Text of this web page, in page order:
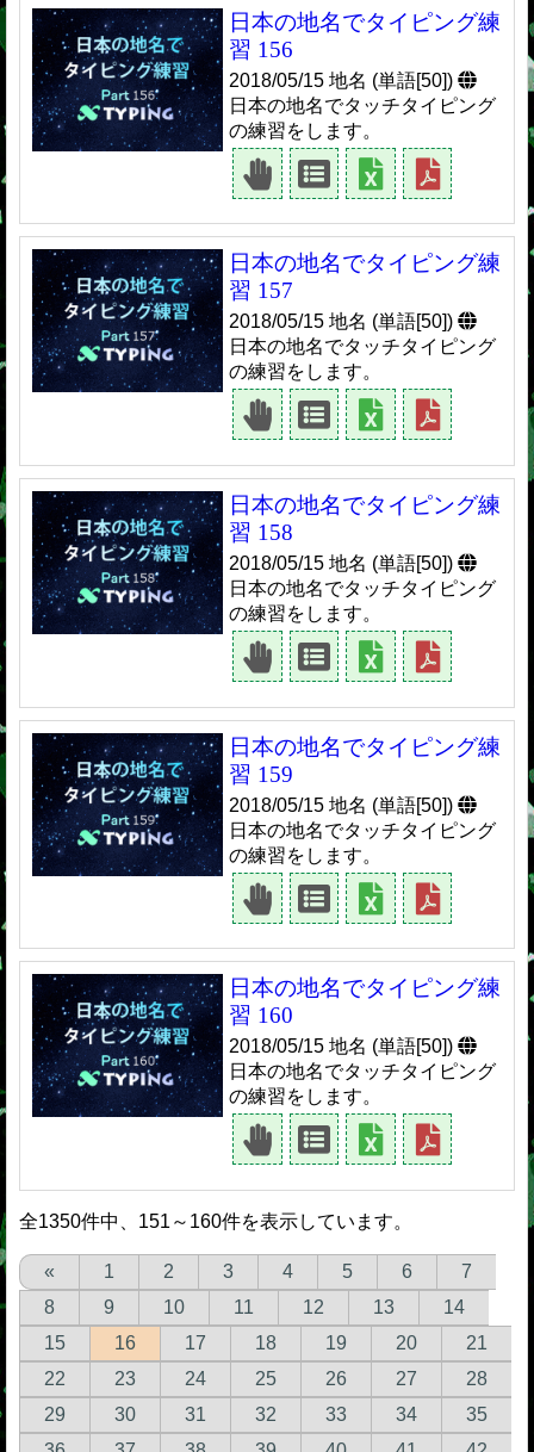
日本の地名でタイピング練
習 156
2018/05/15 地名 (単語[50])
日本の地名でタッチタイピング
の練習をします。
日本の地名でタイピング練
習 157
2018/05/15 地名 (単語[50])
日本の地名でタッチタイピング
の練習をします。
日本の地名でタイピング練
習 158
2018/05/15 地名 (単語[50])
日本の地名でタッチタイピング
の練習をします。
日本の地名でタイピング練
習 159
2018/05/15 地名 (単語[50])
日本の地名でタッチタイピング
の練習をします。
日本の地名でタイピング練
習 160
2018/05/15 地名 (単語[50])
日本の地名でタッチタイピング
の練習をします。
全1350件中、151～160件を表示しています。
« 1 2 3 4 5 6
7
8
9 10 11 12 13
14
15
16 17 18 19 20
21
22
23 24 25 26 27
28
29
30 31 32 33 34
35